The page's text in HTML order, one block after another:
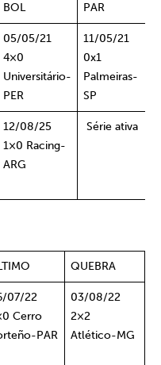
BOL
PAR
05/05/21
4×0
Universitário-
PER
11/05/21
0x1
Palmeiras-
SP
12/08/25
1×0 Racing-
ARG
Série ativa
QUEBRA
07/22
Cerro
PAR
03/08/22
2×2
Atlético-MG